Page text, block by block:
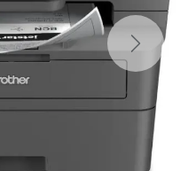
Next